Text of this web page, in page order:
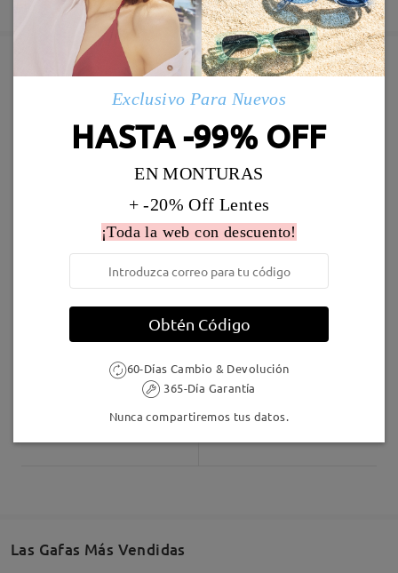
5-7 días laborales detalles
Enviado
5-7 días laborales
detalles
Marcos Similares
M26669 16,95 € M39047 23,95 €
25,95 €
Las Gafas Más Vendidas
Exclusivo Para Nuevos
HASTA -99% OFF
EN MONTURAS
+ -20% Off Lentes
¡Toda la web con descuento!
Obtén Código
60-Días Cambio & Devolución
365-Día Garantía
Nunca compartiremos tus datos.